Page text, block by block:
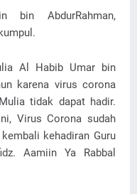
bin AbdurRahman,
Al Habib Umar bin
karena virus corona
tidak dapat hadir.
Virus Corona sudah
kehadiran Guru
Aamiin Ya Rabbal